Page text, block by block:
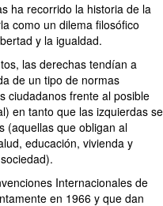
ha recorrido la historia de la
como un dilema filosófico
y la igualdad.
las derechas tendían a
de un tipo de normas
ciudadanos frente al posible
en tanto que las izquierdas se
(aquellas que obligan al
educación, vivienda y
Internacionales de
en 1966 y que dan